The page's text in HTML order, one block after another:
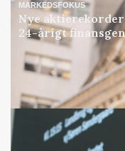
MARKEDSFOKUS
Nye
24-årigt